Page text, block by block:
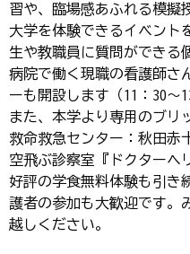
習や、臨場感あふれる模擬
大学を体験できるイベント
生や教職員に質問ができる
病院で働く現職の看護師さ
ーも開設します（11：30～
また、本学より専用のブリ
救命救急センター：秋田赤
空飛ぶ診察室『ドクターヘ
好評の学食無料体験も引き
護者の参加も大歓迎です。
越しください。